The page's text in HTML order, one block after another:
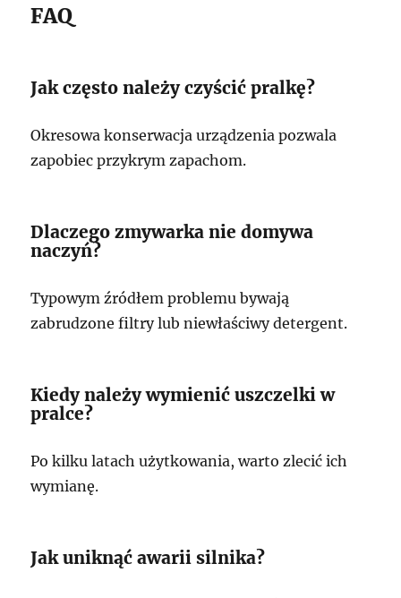
FAQ
Jak często należy czyścić pralkę?
Okresowa konserwacja urządzenia pozwala
zapobiec przykrym zapachom.
Dlaczego zmywarka nie domywa
naczyń?
Typowym źródłem problemu bywają
zabrudzone filtry lub niewłaściwy detergent.
Kiedy należy wymienić uszczelki w
pralce?
Po kilku latach użytkowania, warto zlecić ich
wymianę.
Jak uniknąć awarii silnika?